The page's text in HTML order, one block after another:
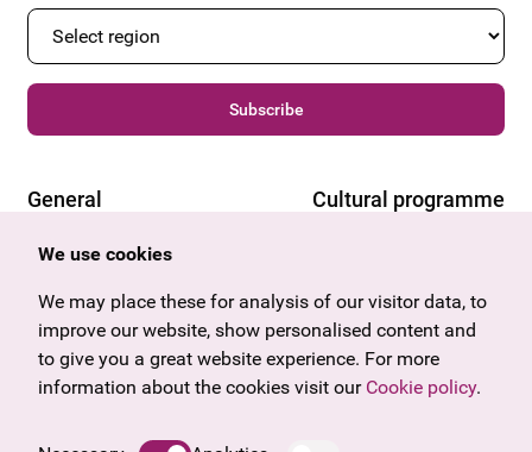
Subscribe
General
Offers & News
Gift voucher
Frequently asked questions
Cultural programme
Vorarlberg
Burgenland
Salzburg
Upper Austria
We use cookies
We may place these for analysis of our visitor data, to
improve our website, show personalised content and
to give you a great website experience. For more
information about the cookies visit our Cookie policy.